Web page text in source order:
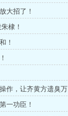
大招了！
棣！
！
作，让齐黄方遗臭万
一功臣！